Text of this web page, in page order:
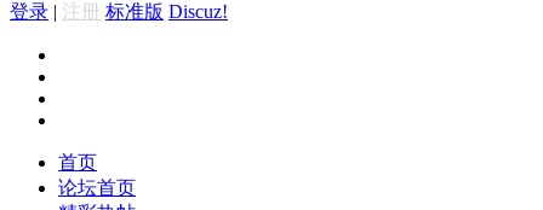
登录 | 注册 标准版 Discuz!
首页
论坛首页